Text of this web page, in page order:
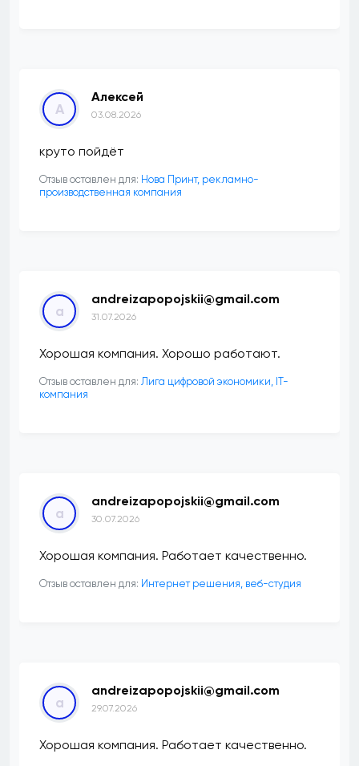
А
Алексей
03.08.2026
круто пойдёт
Отзыв оставлен для: Нова Принт, рекламно-
производственная компания
a
andreizapopojskii@gmail.com
31.07.2026
Хорошая компания. Хорошо работают.
Отзыв оставлен для: Лига цифровой экономики, IT-
компания
a
andreizapopojskii@gmail.com
30.07.2026
Хорошая компания. Работает качественно.
Отзыв оставлен для: Интернет решения, веб-студия
a
andreizapopojskii@gmail.com
29.07.2026
Хорошая компания. Работает качественно.